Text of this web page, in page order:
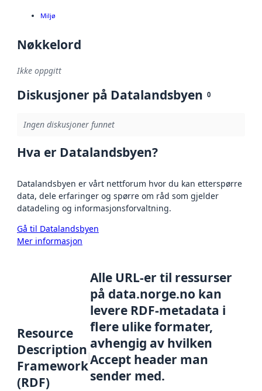
Miljø
Nøkkelord
Ikke oppgitt
Diskusjoner på Datalandsbyen 0
Ingen diskusjoner funnet
Hva er Datalandsbyen?
Datalandsbyen er vårt nettforum hvor du kan etterspørre
data, dele erfaringer og spørre om råd som gjelder
datadeling og informasjonsforvaltning.
Gå til Datalandsbyen
Mer informasjon
Resource
Description
Framework
(RDF)
Alle URL-er til ressurser
på data.norge.no kan
levere RDF-metadata i
flere ulike formater,
avhengig av hvilken
Accept header man
sender med.